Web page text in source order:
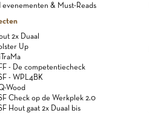
evenementen & Must-Reads
2x Duaal
Up
- De competentiecheck
- WPL4BK
Wood
Check op de Werkplek 2.0
Hout gaat 2x Duaal bis